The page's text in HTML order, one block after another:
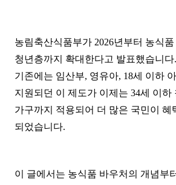
농림축산식품부가 2026년부터 농식
청년층까지 확대한다고 발표했습니다.
기존에는 임산부, 영유아, 18세 이하
지원되던 이 제도가 이제는 34세 이하
가구까지 적용되어 더 많은 국민이 혜
되었습니다.
이 글에서는 농식품 바우처의 개념부